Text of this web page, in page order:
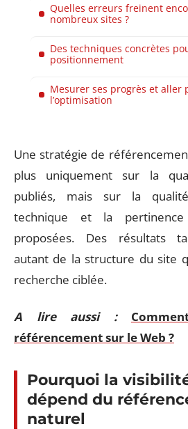
Quelles erreurs freinent
nombreux sites ?
Des techniques concrètes
positionnement
Mesurer ses progrès et aller
l’optimisation
Une stratégie de
plus uniquement sur la
publiés, mais sur la
technique et la
proposées. Des résultats
autant de la structure du site
recherche ciblée.
A lire aussi :
référencement sur le Web ?
Pourquoi la
dépend du
naturel